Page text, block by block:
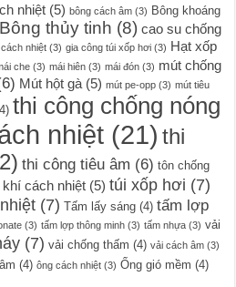
nhiệt (5) bông cách âm (3) Bông khoáng
Bông thủy tinh (8) cao su chống
cách nhiệt (3) gia công túi xốp hơi (3) Hạt xốp
che (3) mái hiên (3) mái đón (3) mút chống
Mút hột gà (5) mút pe-opp (3) mút tiêu
thi công chống nóng
nhiệt (21) thi
thi công tiêu âm (6) tôn chống
khí cách nhiệt (5) túi xốp hơi (7)
(7) Tấm lấy sáng (4) tấm lợp
(3) tấm lợp thông minh (3) tấm nhựa (3) vải
(7) vải chống thấm (4) vải cách âm (3)
(4) ông cách nhiệt (3) Ống gió mềm (4)